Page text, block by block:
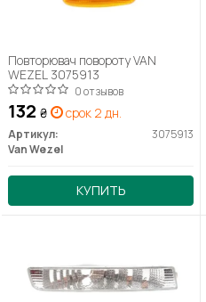
Повторювач повороту VAN
WEZEL 3075913
0 отзывов
132 ₴ срок 2 дн.
Артикул:
3075913
Van Wezel
КУПИТЬ